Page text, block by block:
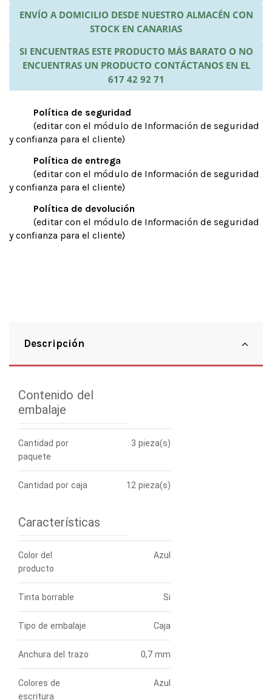
ENVÍO A DOMICILIO DESDE NUESTRO ALMACÉN CON
STOCK EN CANARIAS
SI ENCUENTRAS ESTE PRODUCTO MÁS BARATO O NO
ENCUENTRAS UN PRODUCTO CONTÁCTANOS EN EL
617 42 92 71
Política de seguridad
(editar con el módulo de Información de seguridad
y confianza para el cliente)
Política de entrega
(editar con el módulo de Información de seguridad
y confianza para el cliente)
Política de devolución
(editar con el módulo de Información de seguridad
y confianza para el cliente)
Descripción
Contenido del
embalaje
Cantidad por
paquete
3 pieza(s)
Cantidad por caja 12 pieza(s)
Características
Color del
producto
Azul
Tinta borrable Si
Tipo de embalaje Caja
Anchura del trazo 0,7 mm
Colores de
escritura
Azul